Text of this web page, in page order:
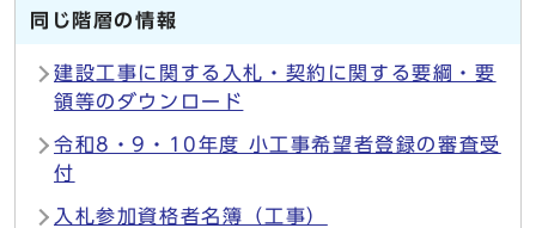
同じ階層の情報
建設工事に関する入札・契約に関する要綱・要
領等のダウンロード
令和8・9・10年度 小工事希望者登録の審査受
付
入札参加資格者名簿（工事）